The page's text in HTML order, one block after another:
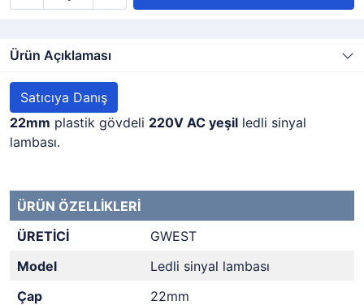
Ürün Açıklaması
Satıcıya Danış
22mm plastik gövdeli 220V AC yeşil ledli sinyal
lambası.
ÜRÜN ÖZELLİKLERİ
ÜRETİCİ
GWEST
Model
Ledli sinyal lambası
Çap
22mm